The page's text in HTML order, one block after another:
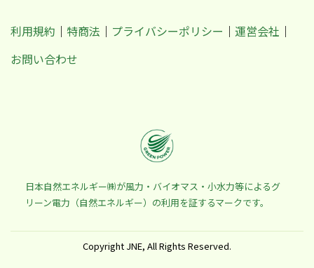
利用規約 特商法 プライバシーポリシー
運営会社
お問い合わせ
日本自然エネルギー㈱が風力・バイオマス・小水力等によるグ
リーン電力（自然エネルギー）の利用を証するマークです。
Copyright JNE, All Rights Reserved.